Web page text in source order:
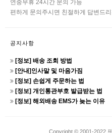
연중무휴 24시간 문의 가능
편하게 문의주시면 친절하게 답변드
공지사항
[정보] 배송 조회 방법
[안내]인사말 및 마음가짐
[정보] 손쉽게 주문하는 법
[정보] 개인통관부호 발급받는 법
[정보] 해외배송 EMS가 늦는 이유
Copyright © 2001-2022